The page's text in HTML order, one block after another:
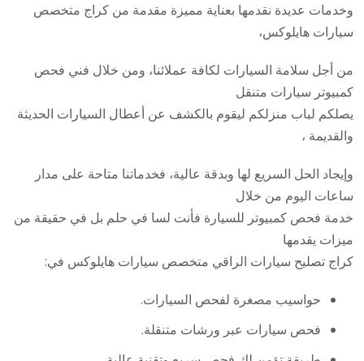
وخدمات عديدة نقدمها بعناية مميزة مقدمة من كراج متخصص
سيارات هايلوكس،
من أجل سلامة السيارات لكافة عملائنا، ومن خلال فني فحص
كمبيوتر سيارات متنقل
يصلكم لباب منزلكم ليقوم بالكشف عن أعطال السيارات الحديثة
والقديمة ،
وإيجاد الحل السريع لها وبدقة عالية، فخدماتنا متاحة على مدار
ساعات اليوم من خلال
خدمة فحص كمبيوتر للسيارة فأنت لسا في حلم بل في حقيقة من
ميزات يقدمها
كراج تصليح سيارات الراقي متخصص سيارات هايلوكس في:
حواسيب مصغرة لفحص السيارات.
فحص سيارات عبر ورشات متنقلة.